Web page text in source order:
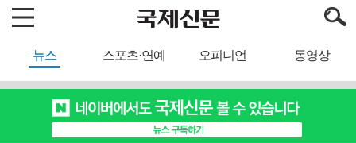
뉴스 스포츠·연예 오피니언 동영상